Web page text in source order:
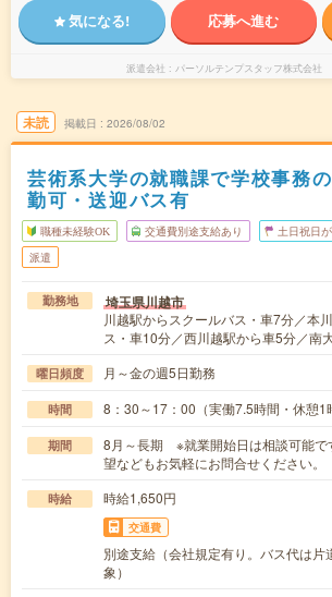
気になる! 応募へ進む
派遣会社 パーソルテンプスタッフ株式会社
未読 掲載日 2026/08/02
芸術系大学の就職課で学校事務
勤可・送迎バス有
職種未経験OK 交通費別途支給あり 土日祝日
派遣
勤務地 埼玉県川越市
川越駅からスクールバス・車7分／本
ス・車10分／西川越駅から車5分／南
曜日頻度 月～金の週5日勤務
時間 8：30～17：00（実働7.5時間・休憩1
期間
8月～長期 ※就業開始日は相談可能で
望などもお気軽にお問合せください。
時給 時給1,650円
交通費
別途支給（会社規定有り。バス代は片
象）